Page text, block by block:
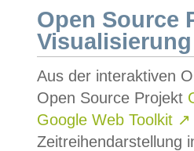
Open Source
Visualisierung
Aus der interaktiven
Open Source Projekt
Google Web Toolkit ↗
Zeitreihendarstellung